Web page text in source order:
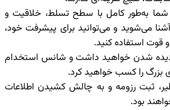
به‌طور کامل با سطح تسلط، خلاقیت و
می‌شوید و می‌توانید برای پیشرفت خود،
قوت استفاده کنید.
دیده شدن خواهید داشت و شانس استخدام
را کسب خواهید کرد.
ثبت رزومه و به چالش کشیدن اطلاعات
بود.